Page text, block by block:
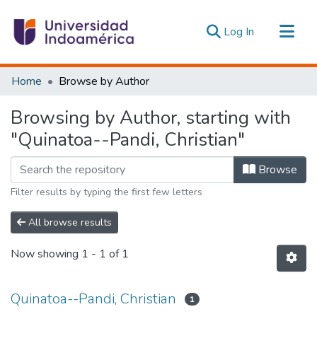
Log In (current)
Communities & Collections
Estadísticas Externas
Home Browse by Author
Browsing by Author, starting with
"Quinatoa--Pandi, Christian"
Browse
Filter results by typing the first few letters
All browse results
Now showing 1 - 1 of 1
Quinatoa--Pandi, Christian 1